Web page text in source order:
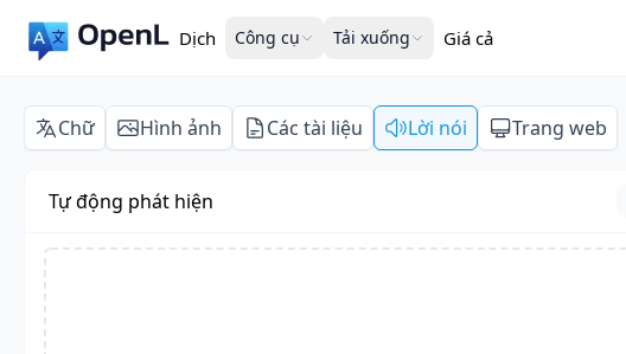
Dịch Công cụ Tải xuống Giá cả
Chữ Hình ảnh Các tài liệu Lời nói Trang web
Tự động phát hiện